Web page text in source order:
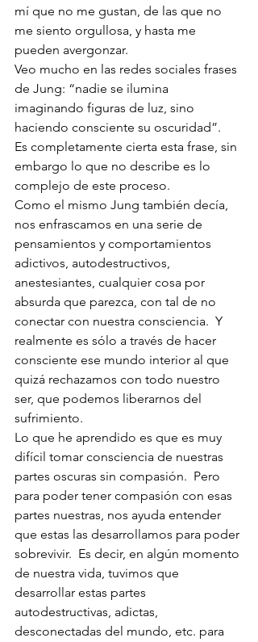
mí que no me gustan, de las que no
me siento orgullosa, y hasta me
pueden avergonzar.
Veo mucho en las redes sociales frases
de Jung: “nadie se ilumina
imaginando figuras de luz, sino
haciendo consciente su oscuridad”.
Es completamente cierta esta frase, sin
embargo lo que no describe es lo
complejo de este proceso.
Como el mismo Jung también decía,
nos enfrascamos en una serie de
pensamientos y comportamientos
adictivos, autodestructivos,
anestesiantes, cualquier cosa por
absurda que parezca, con tal de no
conectar con nuestra consciencia.  Y
realmente es sólo a través de hacer
consciente ese mundo interior al que
quizá rechazamos con todo nuestro
ser, que podemos liberarnos del
sufrimiento.
Lo que he aprendido es que es muy
difícil tomar consciencia de nuestras
partes oscuras sin compasión.  Pero
para poder tener compasión con esas
partes nuestras, nos ayuda entender
que estas las desarrollamos para poder
sobrevivir.  Es decir, en algún momento
de nuestra vida, tuvimos que
desarrollar estas partes
autodestructivas, adictas,
desconectadas del mundo, etc. para